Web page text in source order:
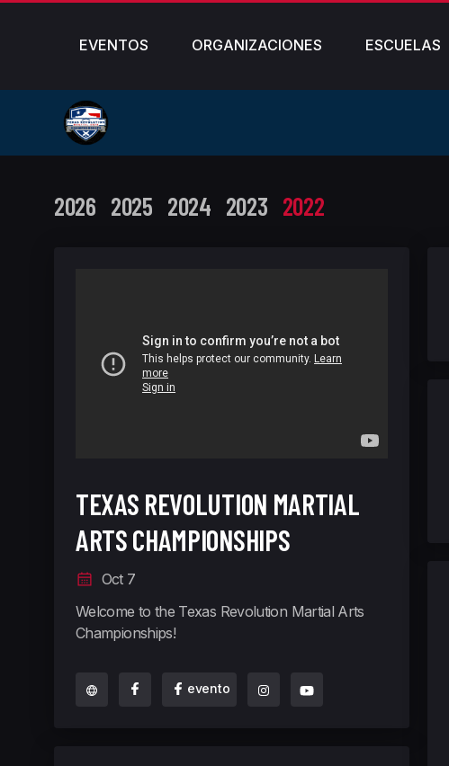
EVENTOS ORGANIZACIONES ESCUELAS
2026 2025 2024 2023 2022
TEXAS REVOLUTION MARTIAL
ARTS CHAMPIONSHIPS
Oct 7
Welcome to the Texas Revolution Martial Arts
Championships!
evento